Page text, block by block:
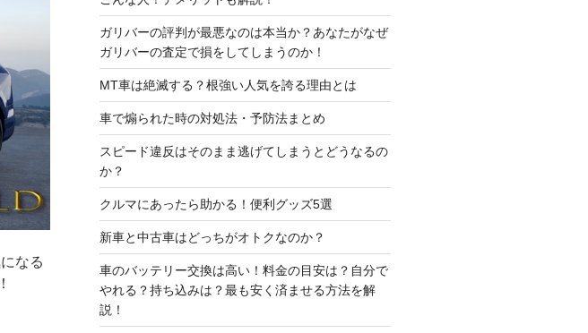
なる
ガリバーの評判が最悪なのは本当か？あなたがなぜ
ガリバーの査定で損をしてしまうのか！
MT車は絶滅する？根強い人気を誇る理由とは
車で煽られた時の対処法・予防法まとめ
スピード違反はそのまま逃げてしまうとどうなるの
か？
クルマにあったら助かる！便利グッズ5選
新車と中古車はどっちがオトクなのか？
車のバッテリー交換は高い！料金の目安は？自分で
やれる？持ち込みは？最も安く済ませる方法を解
説！